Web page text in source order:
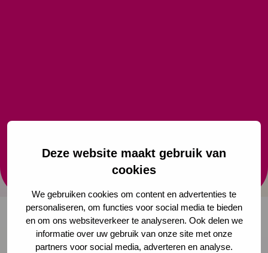
Deze website maakt gebruik van
cookies
We gebruiken cookies om content en advertenties te
personaliseren, om functies voor social media te bieden
en om ons websiteverkeer te analyseren. Ook delen we
informatie over uw gebruik van onze site met onze
partners voor social media, adverteren en analyse.
lengtegroei, oorzaken en signalen van een
Bekijk de richtlijn
Onze nieuwsbrief ontvangen?